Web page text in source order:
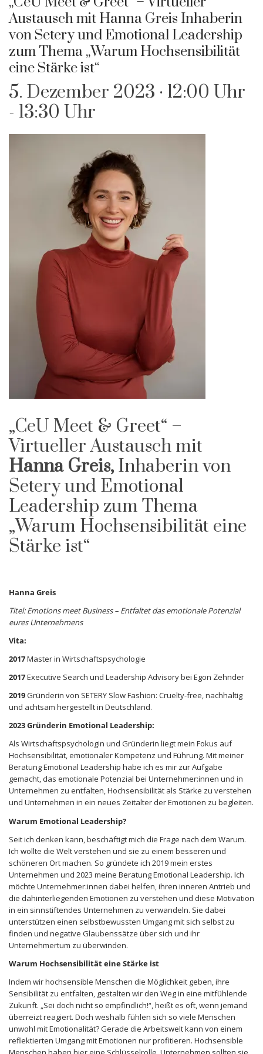
Austausch mit Hanna Greis Inhaberin
von Setery und Emotional Leadership
zum Thema „Warum Hochsensibilität
eine Stärke ist“
5. Dezember 2023 · 12:00 Uhr
- 13:30 Uhr
„CeU Meet & Greet“ –
Virtueller Austausch mit
Hanna Greis, Inhaberin von
Setery und Emotional
Leadership zum Thema
„Warum Hochsensibilität eine
Stärke ist“
Hanna Greis
Titel: Emotions meet Business – Entfaltet das emotionale Potenzial
eures Unternehmens
Vita:
2017Master in Wirtschaftspsychologie
2017Executive Search und Leadership Advisory bei Egon Zehnder
2019Gründerin von SETERY Slow Fashion: Cruelty-free, nachhaltig
und achtsam hergestellt in Deutschland.
2023 Gründerin Emotional Leadership:
Als Wirtschaftspsychologin und Gründerin liegt mein Fokus auf
Hochsensibilität, emotionaler Kompetenz und Führung. Mit meiner
Beratung Emotional Leadership habe ich es mir zur Aufgabe
gemacht, das emotionale Potenzial bei Unternehmer:innen und in
Unternehmen zu entfalten, Hochsensibilität als Stärke zu verstehen
und Unternehmen in ein neues Zeitalter der Emotionen zu begleiten.
Warum Emotional Leadership?
Seit ich denken kann, beschäftigt mich die Frage nach dem Warum.
Ich wollte die Welt verstehen und sie zu einem besseren und
schöneren Ort machen. So gründete ich 2019 mein erstes
Unternehmen und 2023 meine Beratung Emotional Leadership. Ich
möchte Unternehmer:innen dabei helfen, ihren inneren Antrieb und
die dahinterliegenden Emotionen zu verstehen und diese Motivation
in ein sinnstiftendes Unternehmen zu verwandeln. Sie dabei
unterstützen einen selbstbewussten Umgang mit sich selbst zu
finden und negative Glaubenssätze über sich und ihr
Unternehmertum zu überwinden.
Warum Hochsensibilität eine Stärke ist
Indem wir hochsensible Menschen die Möglichkeit geben, ihre
Sensibilität zu entfalten, gestalten wir den Weg in eine mitfühlende
Zukunft. „Sei doch nicht so empfindlich!“, heißt es oft, wenn jemand
überreizt reagiert. Doch weshalb fühlen sich so viele Menschen
unwohl mit Emotionalität? Gerade die Arbeitswelt kann von einem
reflektierten Umgang mit Emotionen nur profitieren. Hochsensible